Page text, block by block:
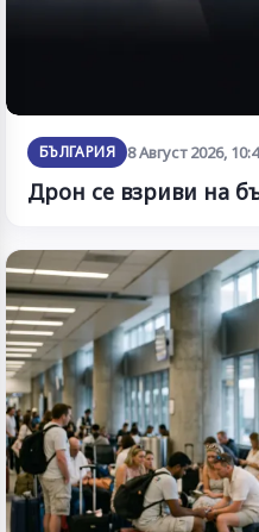
БЪЛГАРИЯ 8 Август 2026,
Дрон се взриви на